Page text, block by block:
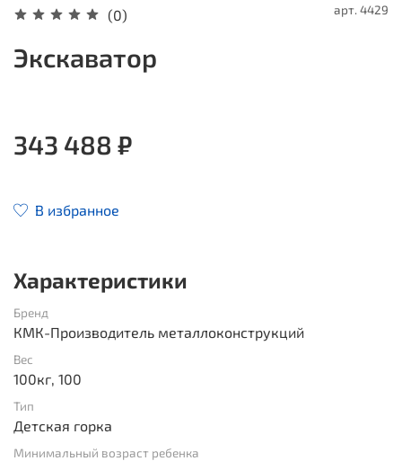
(0) арт. 4429
Экскаватор
343 488 ₽
В избранное
Характеристики
Бренд
КМК-Производитель металлоконструкций
Вес
100кг, 100
Тип
Детская горка
Минимальный возраст ребенка